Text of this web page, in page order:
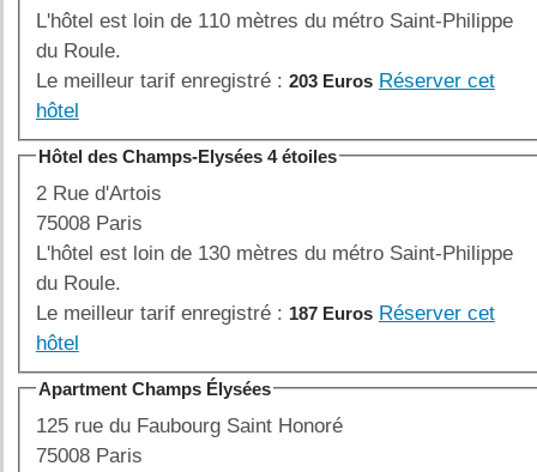
L'hôtel est loin de 110 mètres du métro Saint-Philippe
du Roule.
Le meilleur tarif enregistré : 203 Euros Réserver cet
hôtel
Hôtel des Champs-Elysées 4 étoiles
2 Rue d'Artois
75008 Paris
L'hôtel est loin de 130 mètres du métro Saint-Philippe
du Roule.
Le meilleur tarif enregistré : 187 Euros Réserver cet
hôtel
Apartment Champs Élysées
125 rue du Faubourg Saint Honoré
75008 Paris